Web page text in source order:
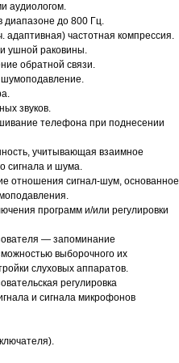
аудиологом.
до 800 Гц.
частотная компрессия.
ушной раковины.
обратной связи.
звуков.
телефона при поднесении
учитывающая взаимное
сигнала и шума.
отношения сигнал-шум, основанное
программ и/или регулировки
— запоминание
выборочного их
слуховых аппаратов.
регулировка
и сигнала микрофонов